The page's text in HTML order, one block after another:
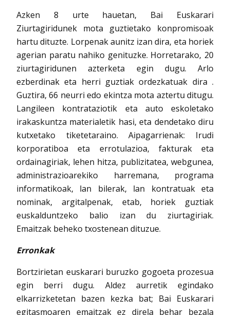
Azken 8 urte hauetan, Bai Euskarari
Ziurtagiridunek mota guztietako konpromisoak
hartu dituzte. Lorpenak aunitz izan dira, eta horiek
agerian paratu nahiko genituzke. Horretarako, 20
ziurtagiridunen azterketa egin dugu. Arlo
ezberdinak eta herri guztiak ordezkatuak dira .
Guztira, 66 neurri edo ekintza mota aztertu ditugu.
Langileen kontrataziotik eta auto eskoletako
irakaskuntza materialetik hasi, eta dendetako diru
kutxetako tiketetaraino. Aipagarrienak: Irudi
korporatiboa eta errotulazioa, fakturak eta
ordainagiriak, lehen hitza, publizitatea, webgunea,
administrazioarekiko harremana, programa
informatikoak, lan bilerak, lan kontratuak eta
nominak, argitalpenak, etab, horiek guztiak
euskalduntzeko balio izan du ziurtagiriak.
Emaitzak beheko txostenean dituzue.
Erronkak
Bortzirietan euskarari buruzko gogoeta prozesua
egin berri dugu. Aldez aurretik egindako
elkarrizketetan bazen kezka bat; Bai Euskarari
egitasmoaren emaitzak ez direla behar bezala